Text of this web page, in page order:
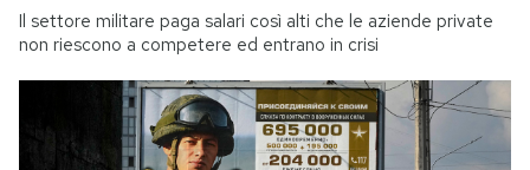
Il settore militare paga salari così alti che le aziende private
non riescono a competere ed entrano in crisi